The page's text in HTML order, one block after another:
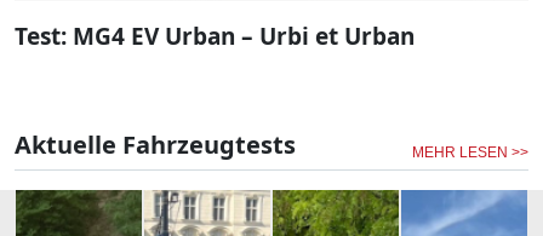
Test: MG4 EV Urban – Urbi et Urban
Aktuelle Fahrzeugtests MEHR LESEN >>